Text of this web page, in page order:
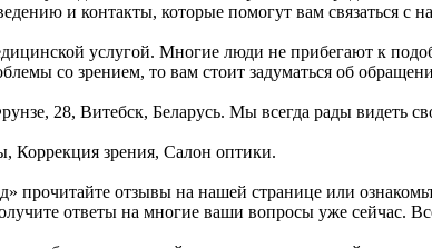
и контакты, которые помогут вам связаться с
услугой. Многие люди не прибегают к
со зрением, то вам стоит задуматься об
28, Витебск, Беларусь. Мы всегда рады видеть
Коррекция зрения, Салон оптики.
прочитайте отзывы на нашей странице или
ответы на многие ваши вопросы уже сейчас.